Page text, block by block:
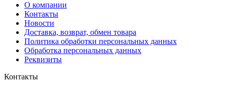
О компании
Контакты
Новости
Доставка, возврат, обмен товара
Политика обработки персональных данных
Обработка персональных данных
Реквизиты
Контакты